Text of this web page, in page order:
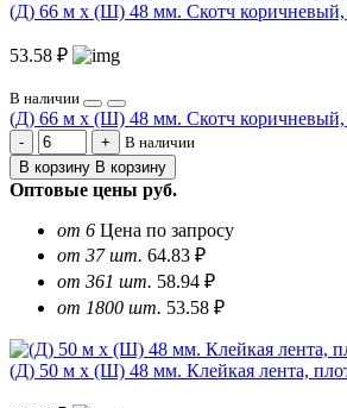
(Д) 66 м х (Ш) 48 мм. Скотч
53.58 ₽
В наличии
(Д) 66 м х (Ш) 48 мм. Скотч
В наличии
В корзину В корзину
Оптовые цены руб.
от 6 Цена по запросу
от 37 шт. 64.83 ₽
от 361 шт. 58.94 ₽
от 1800 шт. 53.58 ₽
(Д) 50 м х (Ш) 48 мм. Клейкая лента,